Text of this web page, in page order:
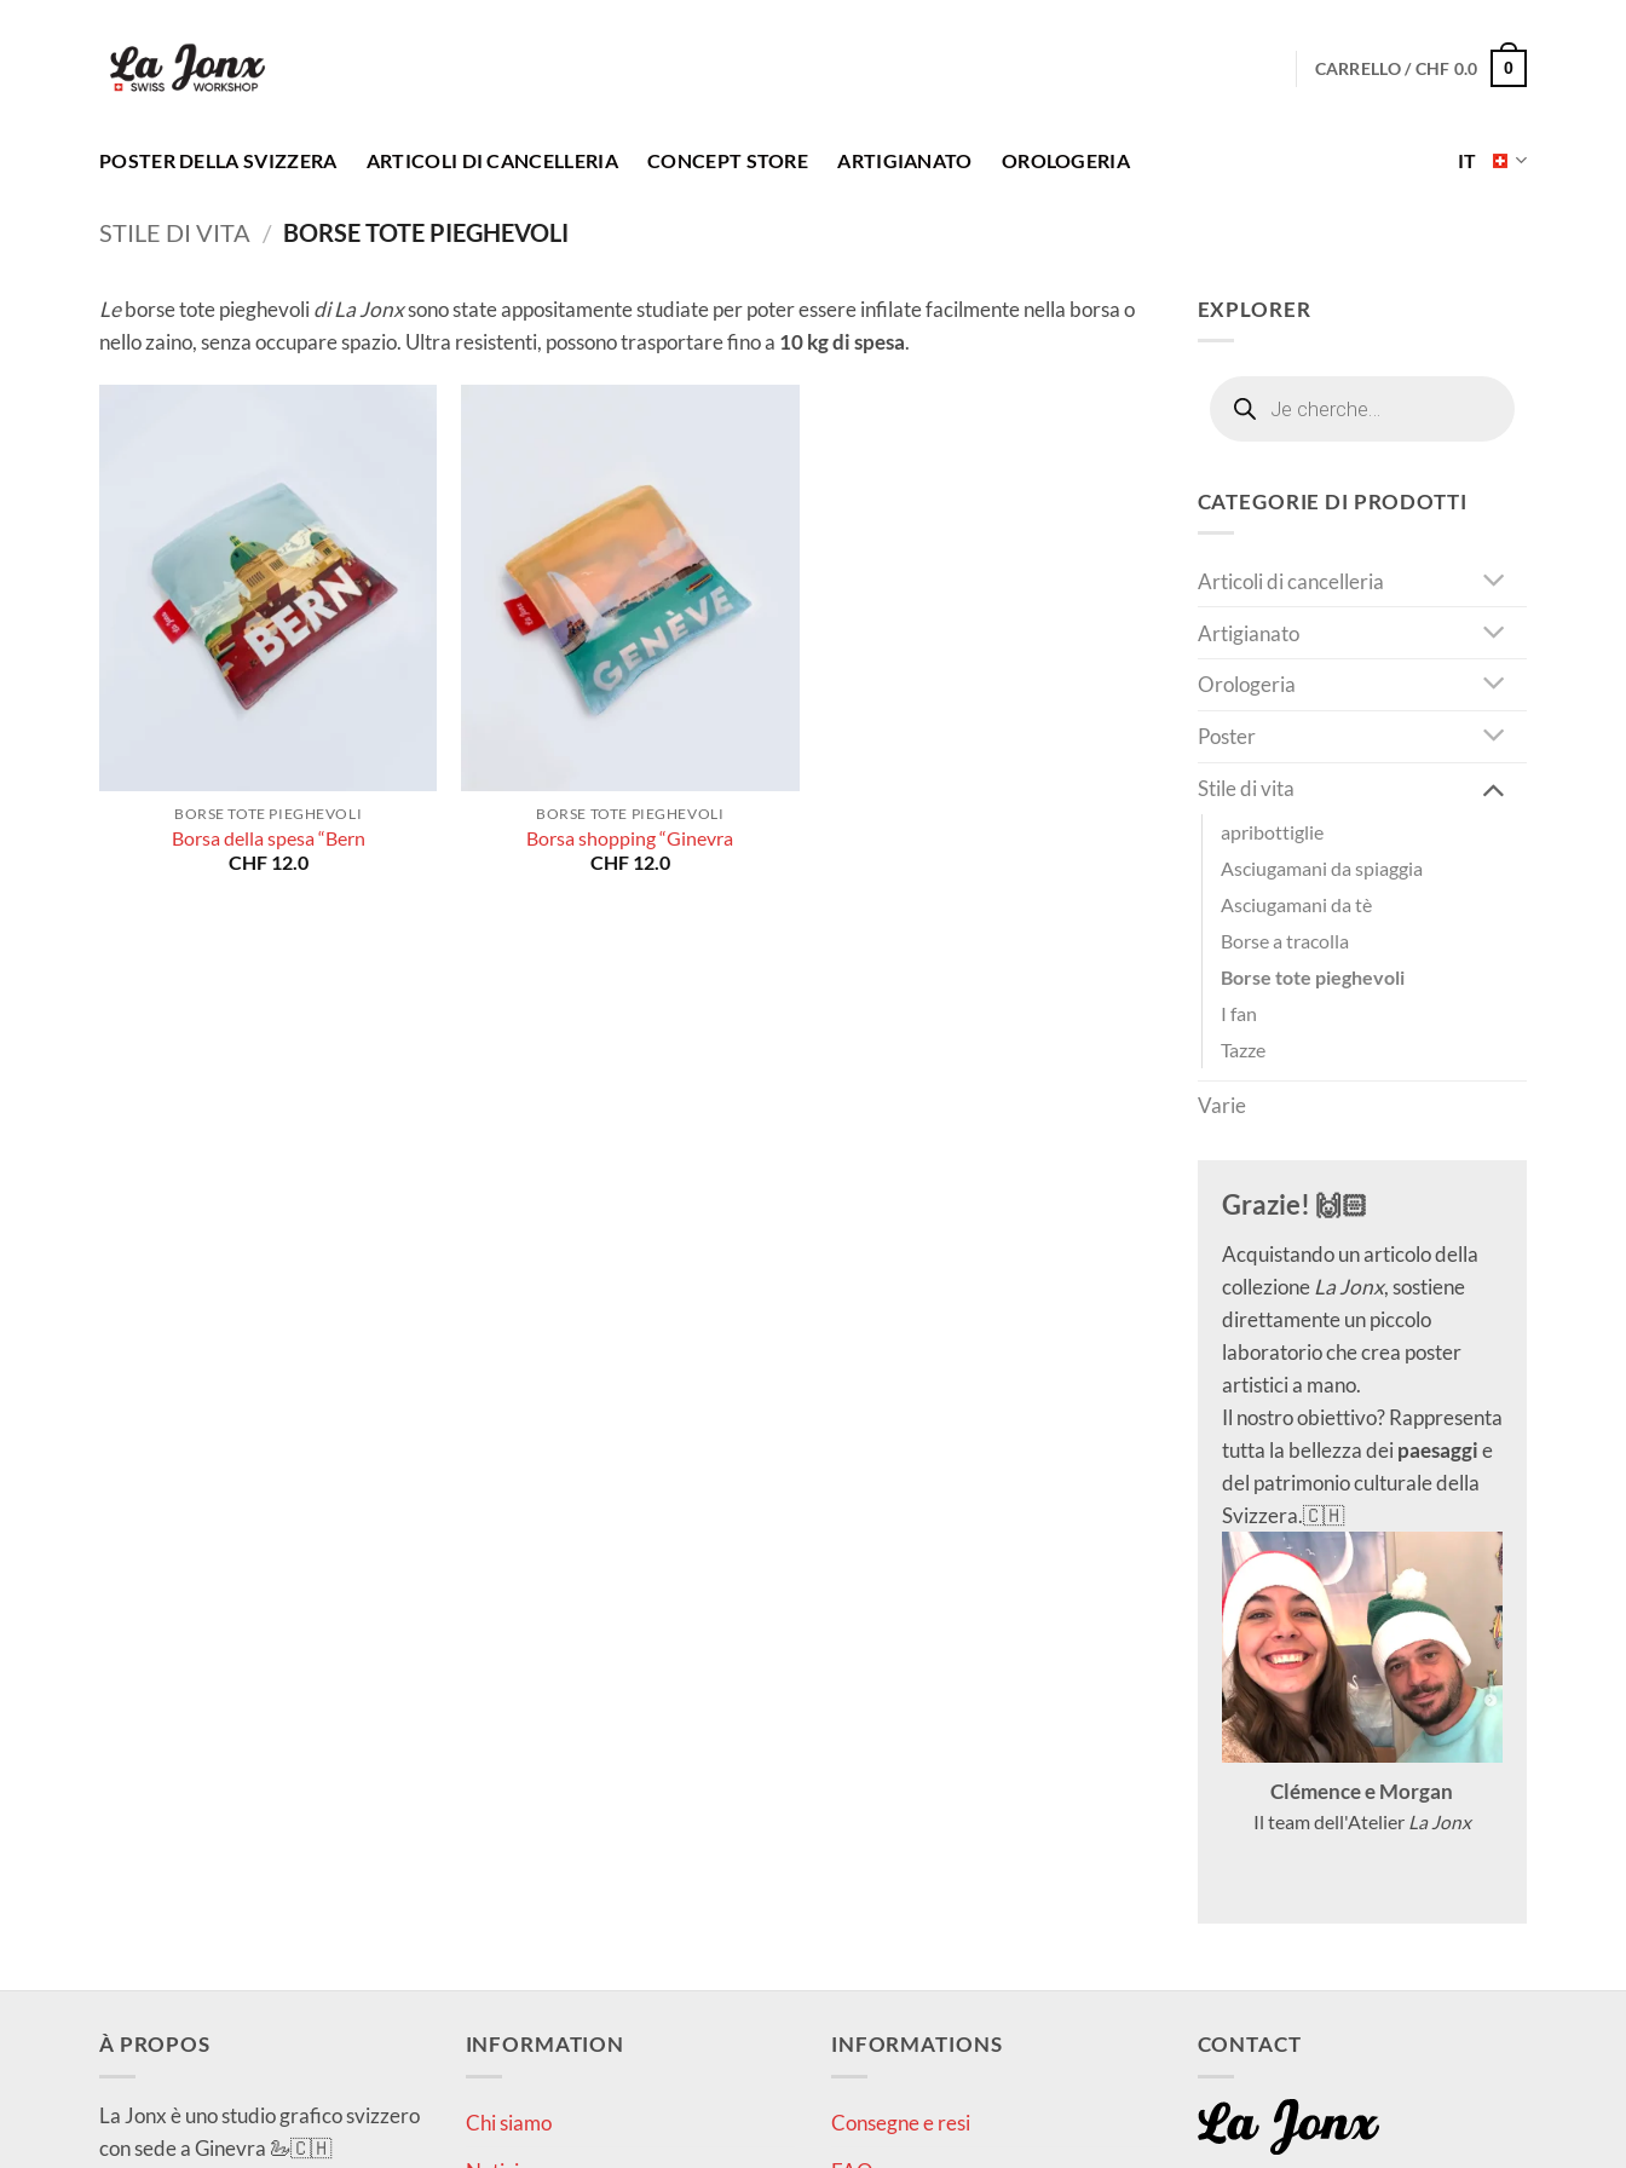
CARRELLO /CHF 0.0 0
POSTER DELLA SVIZZERA ARTICOLI DI CANCELLERIA CONCEPT STORE ARTIGIANATO OROLOGERIA IT
STILE DI VITA / BORSE TOTE PIEGHEVOLI
Leborse tote pieghevolidi La Jonxsono state appositamente studiate per poter essere infilate facilmente nella borsa o
nello zaino, senza occupare spazio. Ultra resistenti, possono trasportare fino a 10 kg di spesa.
BORSE TOTE PIEGHEVOLI
Borsa della spesa “Bern
CHF12.0
BORSE TOTE PIEGHEVOLI
Borsa shopping “Ginevra
CHF12.0
EXPLORER
prodotti
CATEGORIE DI PRODOTTI
Articoli di cancelleria
Artigianato
Orologeria
Poster
Stile di vita
apribottiglie
Asciugamani da spiaggia
Asciugamani da tè
Borse a tracolla
Borse tote pieghevoli
I fan
Tazze
Varie
Grazie! 🙌🏻
Acquistando un articolo della
collezioneLa Jonx, sostiene
direttamente un piccolo
laboratorio che crea poster
artistici a mano.
Il nostro obiettivo? Rappresenta
tutta la bellezza dei paesaggie
del patrimonio culturale della
Svizzera.🇨🇭
Clémence e Morgan
Il team dell'Atelier La Jonx
À PROPOS
La Jonx è uno studio grafico svizzero
con sede a Ginevra 🦢🇨🇭
INFORMATION
Chi siamo
INFORMATIONS
Consegne e resi
CONTACT